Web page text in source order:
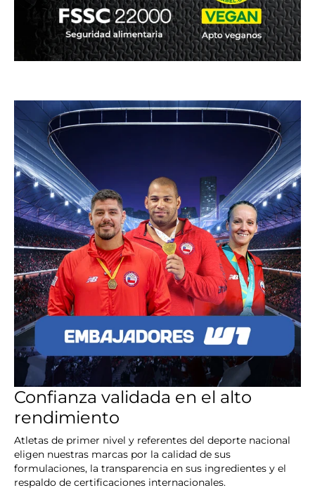
Confianza validada en el alto
rendimiento
Atletas de primer nivel y referentes del deporte nacional
eligen nuestras marcas por la calidad de sus
formulaciones, la transparencia en sus ingredientes y el
respaldo de certificaciones internacionales.